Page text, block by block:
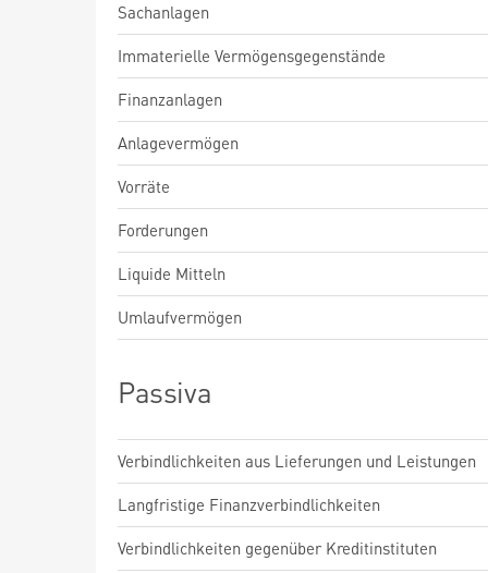
Sachanlagen
Immaterielle Vermögensgegenstände
Finanzanlagen
Anlagevermögen
Vorräte
Forderungen
Liquide Mitteln
Umlaufvermögen
Passiva
Verbindlichkeiten aus Lieferungen und Leistungen
Langfristige Finanzverbindlichkeiten
Verbindlichkeiten gegenüber Kreditinstituten